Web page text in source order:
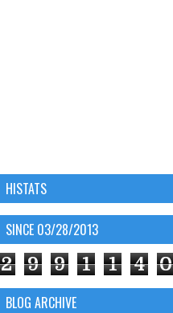
HISTATS
SINCE 03/28/2013
2 9 9 1 1 4 0
BLOG ARCHIVE